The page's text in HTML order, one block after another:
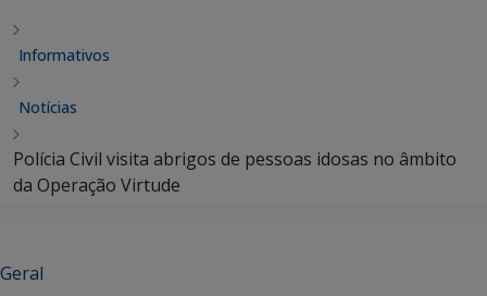
Informativos
Notícias
Polícia Civil visita abrigos de pessoas idosas no âmbito
da Operação Virtude
Geral